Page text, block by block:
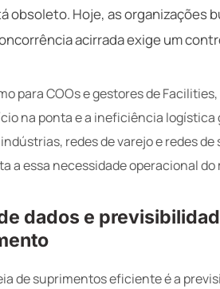
obsoleto. Hoje, as organizações
acirrada exige um
para COOs e gestores de
na ponta e a ineficiência
redes de varejo e redes
a essa necessidade operacional
dados e
de suprimentos eficiente é a